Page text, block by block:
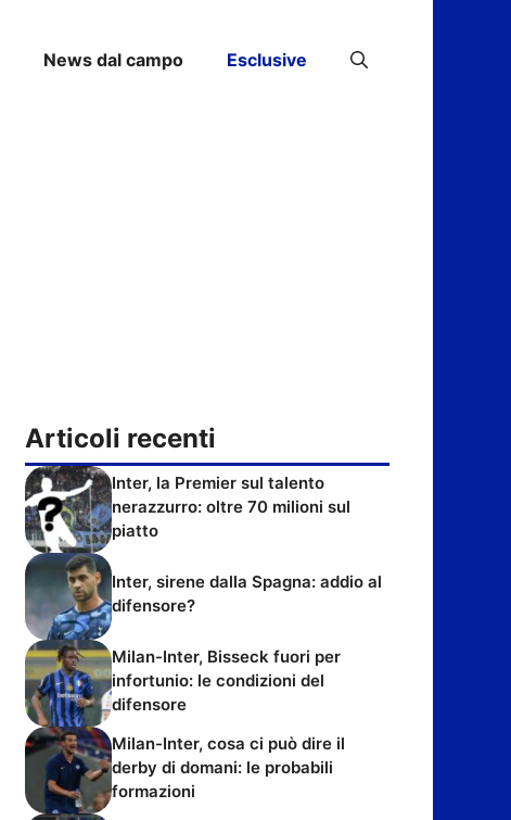
News dal campo Esclusive
Articoli recenti
Inter, la Premier sul talento
nerazzurro: oltre 70 milioni sul
piatto
Inter, sirene dalla Spagna: addio al
difensore?
Milan-Inter, Bisseck fuori per
infortunio: le condizioni del
difensore
Milan-Inter, cosa ci può dire il
derby di domani: le probabili
formazioni